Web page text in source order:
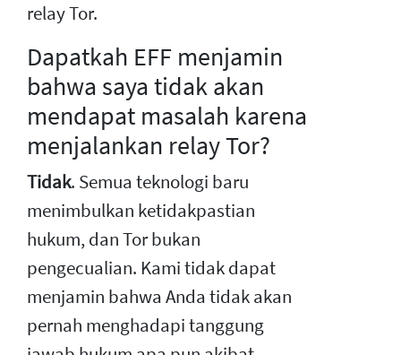
relay Tor.
Dapatkah EFF menjamin
bahwa saya tidak akan
mendapat masalah karena
menjalankan relay Tor?
Tidak. Semua teknologi baru
menimbulkan ketidakpastian
hukum, dan Tor bukan
pengecualian. Kami tidak dapat
menjamin bahwa Anda tidak akan
pernah menghadapi tanggung